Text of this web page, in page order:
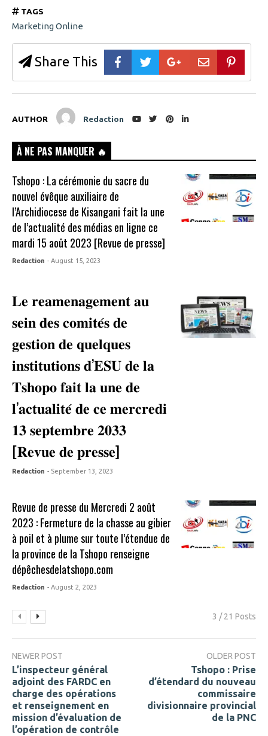
TAGS
Marketing Online
Share This
AUTHOR Redaction
À NE PAS MANQUER 🔥
Tshopo : La cérémonie du sacre du
nouvel évêque auxiliaire de
l’Archidiocese de Kisangani fait la une
de l’actualité des médias en ligne ce
mardi 15 août 2023 [Revue de presse]
Redaction - August 15, 2023
𝐋𝐞 𝐫𝐞𝐚𝐦𝐞𝐧𝐚𝐠𝐞𝐦𝐞𝐧𝐭 𝐚𝐮
𝐬𝐞𝐢𝐧 𝐝𝐞𝐬 𝐜𝐨𝐦𝐢𝐭𝐞́𝐬 𝐝𝐞
𝐠𝐞𝐬𝐭𝐢𝐨𝐧 𝐝𝐞 𝐪𝐮𝐞𝐥𝐪𝐮𝐞𝐬
𝐢𝐧𝐬𝐭𝐢𝐭𝐮𝐭𝐢𝐨𝐧𝐬 𝐝’𝐄𝐒𝐔 𝐝𝐞 𝐥𝐚
𝐓𝐬𝐡𝐨𝐩𝐨 𝐟𝐚𝐢𝐭 𝐥𝐚 𝐮𝐧𝐞 𝐝𝐞
𝐥’𝐚𝐜𝐭𝐮𝐚𝐥𝐢𝐭𝐞́ 𝐝𝐞 𝐜𝐞 𝐦𝐞𝐫𝐜𝐫𝐞𝐝𝐢
𝟏𝟑 𝐬𝐞𝐩𝐭𝐞𝐦𝐛𝐫𝐞 𝟐𝟎𝟑𝟑
[𝐑𝐞𝐯𝐮𝐞 𝐝𝐞 𝐩𝐫𝐞𝐬𝐬𝐞]
Redaction - September 13, 2023
Revue de presse du Mercredi 2 août
2023 : Fermeture de la chasse au gibier
à poil et à plume sur toute l’étendue de
la province de la Tshopo renseigne
dépêchesdelatshopo.com
Redaction - August 2, 2023
3 / 21 Posts
NEWER POST
L’inspecteur général
adjoint des FARDC en
charge des opérations
et renseignement en
mission d’évaluation de
l’opération de contrôle
OLDER POST
Tshopo : Prise
d’étendard du nouveau
commissaire
divisionnaire provincial
de la PNC